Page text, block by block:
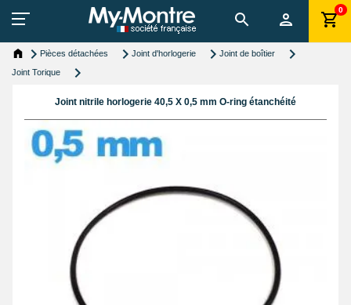
0
Pièces détachées Joint d'horlogerie
Joint de boîtier
Joint Torique
Joint nitrile horlogerie 40,5 X 0,5 mm O-ring étanchéité